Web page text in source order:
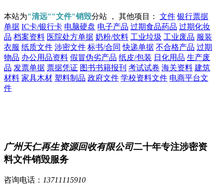
本站为"清远""文件"销毁分站 ， 其他项目： 文件 银行票据
单据 IC卡/银行卡 电脑硬盘 电子产品 过期食品药品 过期化妆
品 档案资料 医院处方单据 奶粉/饮料 工业垃圾 工业废品 服装
衣服 纸质文件 涉密文件 标书/合同 快递单据 不合格产品 过期
物品 办公用品资料 假冒伪劣产品 纸皮/包装 日化用品 生产废
品 发票单据 票据凭证 图书书籍报刊 考试试卷 海关资料 建筑
材料 家具木材 塑料制品 政府文件 学校资料文件 电商平台文
件
广州天仁再生资源回收有限公司二十年专注涉密资
料文件销毁服务
咨询电话： 13711115910